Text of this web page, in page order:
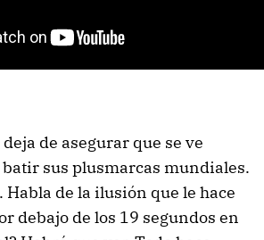
de asegurar que se ve
sus plusmarcas mundiales.
Habla de la ilusión que le hace
debajo de los 19 segundos en